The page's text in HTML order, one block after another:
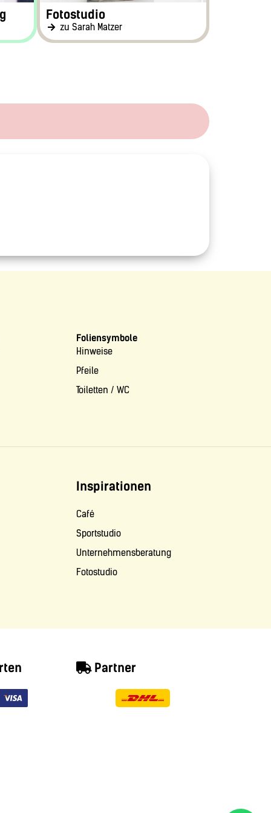
Fotostudio
zu Sarah Matzer
Foliensymbole
Hinweise
Pfeile
Toiletten / WC
Inspirationen
Café
Sportstudio
Unternehmensberatung
Fotostudio
Partner